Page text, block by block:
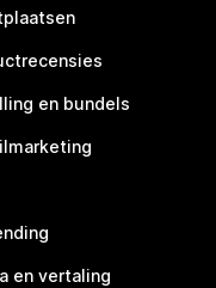
en bundels
en vertaling